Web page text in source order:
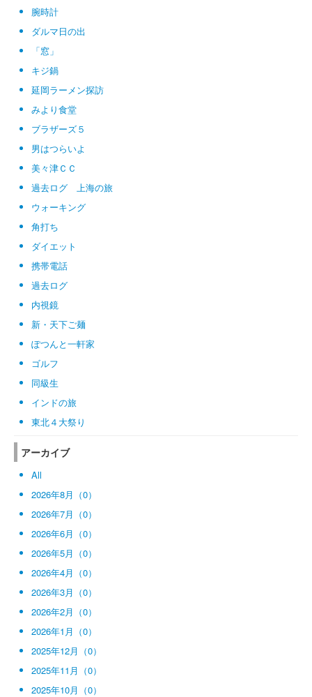
腕時計
ダルマ日の出
「窓」
キジ鍋
延岡ラーメン探訪
みより食堂
ブラザーズ５
男はつらいよ
美々津ＣＣ
過去ログ 上海の旅
ウォーキング
角打ち
ダイエット
携帯電話
過去ログ
内視鏡
新・天下ご麺
ぽつんと一軒家
ゴルフ
同級生
インドの旅
東北４大祭り
アーカイブ
All
2026年8月（0）
2026年7月（0）
2026年6月（0）
2026年5月（0）
2026年4月（0）
2026年3月（0）
2026年2月（0）
2026年1月（0）
2025年12月（0）
2025年11月（0）
2025年10月（0）